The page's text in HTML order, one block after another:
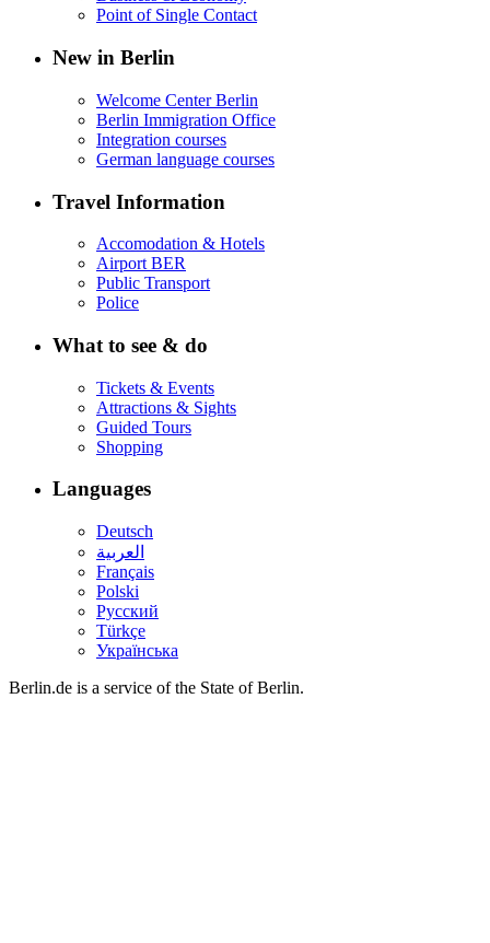
Point of Single Contact
New in Berlin
Welcome Center Berlin
Berlin Immigration Office
Integration courses
German language courses
Travel Information
Accomodation & Hotels
Airport BER
Public Transport
Police
What to see & do
Tickets & Events
Attractions & Sights
Guided Tours
Shopping
Languages
Deutsch
العربية
Français
Polski
Русский
Türkçe
Українська
Berlin.de is a service of the State of Berlin.